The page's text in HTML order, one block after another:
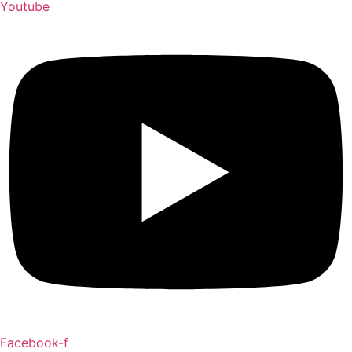
Youtube
Facebook-f